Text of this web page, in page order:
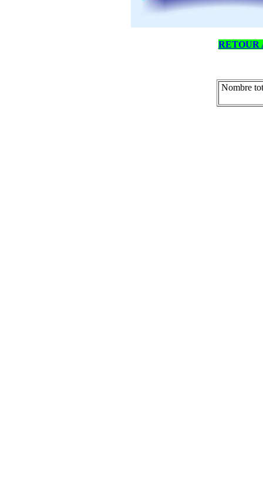
RETOUR
Nombre